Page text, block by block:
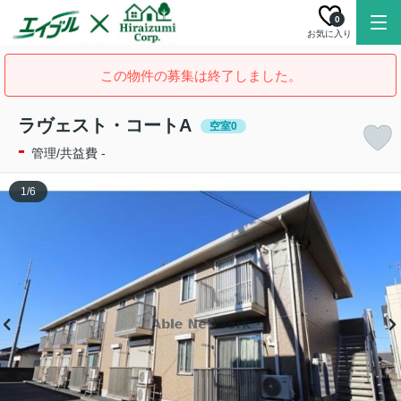
お気に入り
0
この物件の募集は終了しました。
ラヴェスト・コートA 空室0
- 管理/共益費 -
1/6